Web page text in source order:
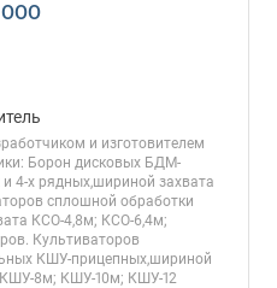
ООО
и изготовителем
Борон дисковых БДМ-
4-х рядных,шириной захвата
сплошной обработки
КСО-4,8м; КСО-6,4м;
Культиваторов
КШУ-прицепных,шириной
8м; КШУ-10м; КШУ-12